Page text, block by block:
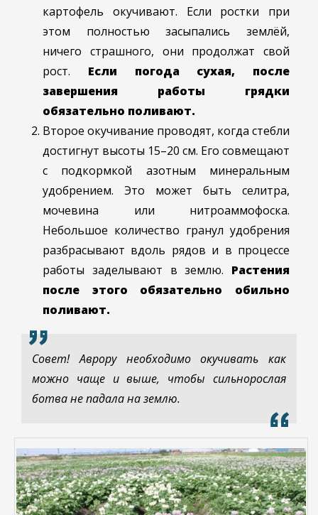
картофель окучивают. Если ростки при
этом полностью засыпались землёй,
ничего страшного, они продолжат свой
рост. Если погода сухая, после
завершения работы грядки
обязательно поливают.
Второе окучивание проводят, когда стебли
достигнут высоты 15–20 см. Его совмещают
с подкормкой азотным минеральным
удобрением. Это может быть селитра,
мочевина или нитроаммофоска.
Небольшое количество гранул удобрения
разбрасывают вдоль рядов и в процессе
работы заделывают в землю. Растения
после этого обязательно обильно
поливают.
Совет! Аврору необходимо окучивать как
можно чаще и выше, чтобы сильнорослая
ботва не падала на землю.